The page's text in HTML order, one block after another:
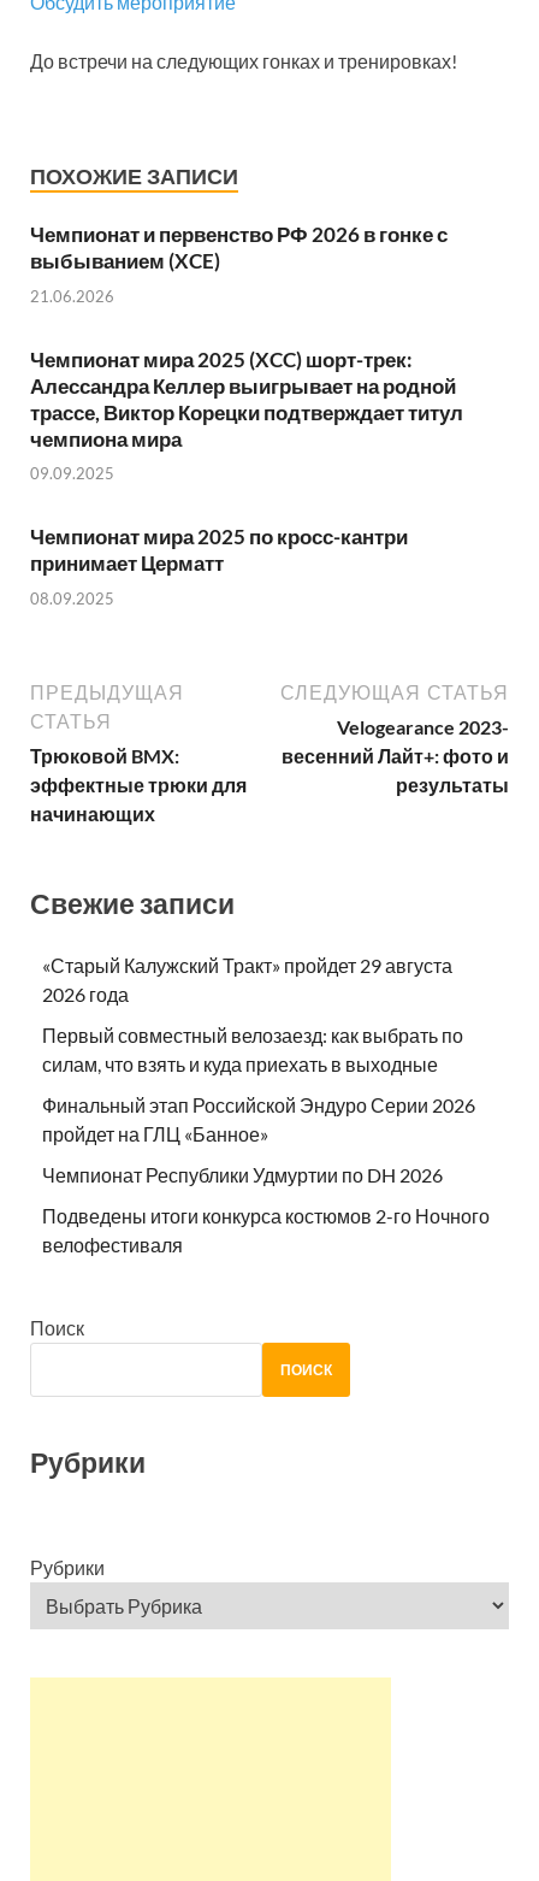
До встречи на следующих гонках и тренировках!
ПОХОЖИЕ ЗАПИСИ
Чемпионат и первенство РФ 2026 в гонке с
выбыванием (XCE)
21.06.2026
Чемпионат мира 2025 (XCC) шорт-трек:
Алессандра Келлер выигрывает на родной
трассе, Виктор Корецки подтверждает титул
чемпиона мира
09.09.2025
Чемпионат мира 2025 по кросс-кантри
принимает Церматт
08.09.2025
ПРЕДЫДУЩАЯ
СТАТЬЯ
Трюковой BMX:
эффектные трюки для
начинающих
СЛЕДУЮЩАЯ СТАТЬЯ
Velogearance 2023-
весенний Лайт+: фото и
результаты
Свежие записи
«Старый Калужский Тракт» пройдет 29 августа
2026 года
Первый совместный велозаезд: как выбрать по
силам, что взять и куда приехать в выходные
Финальный этап Российской Эндуро Серии 2026
пройдет на ГЛЦ «Банное»
Чемпионат Республики Удмуртии по DH 2026
Подведены итоги конкурса костюмов 2-го Ночного
велофестиваля
Поиск
ПОИСК
Рубрики
Рубрики